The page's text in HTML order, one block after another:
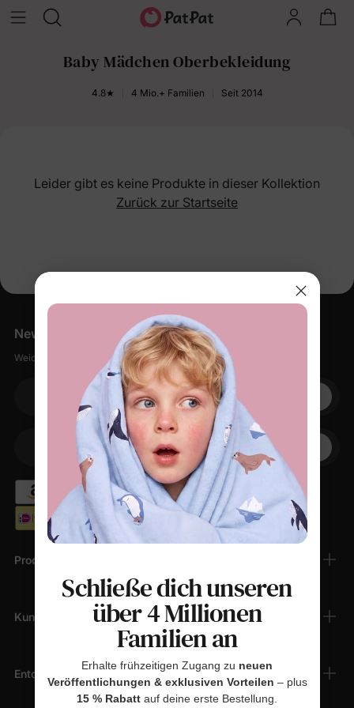
Baby Mädchen Oberbekleidung
4.8★ 4 Mio.+ Familien Seit 2014
Leider gibt es keine Produkte in dieser Kollektion
Zurück zur Startseite
Produkte
Kundendienst
Entdecken
Newsletter
Weiche Sachen, kleine Rabatte, null Spam.
Ihre E-Mail
Ihr Telefon
Schließe dich unseren
über 4 Millionen
Familien an
Erhalte frühzeitigen Zugang zu neuen
Veröffentlichungen & exklusiven Vorteilen – plus
15 % Rabatt auf deine erste Bestellung.